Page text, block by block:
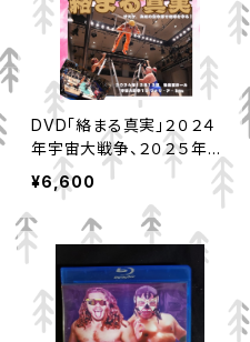
DVD「絡まる真実」２０２４
年宇宙大戦争、２０２５年ハ
ヤトプロデュース大会収
録 ２枚組
¥6,600